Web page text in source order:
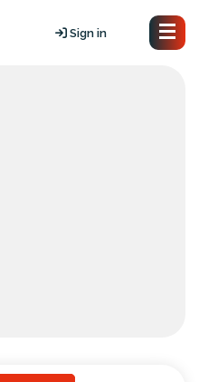
Sign in